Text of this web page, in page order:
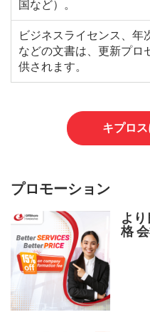
国など）。
ビジネスライセンス、年
などの文書は、更新プロ
供されます。
キプロ
プロモーション
よ
格